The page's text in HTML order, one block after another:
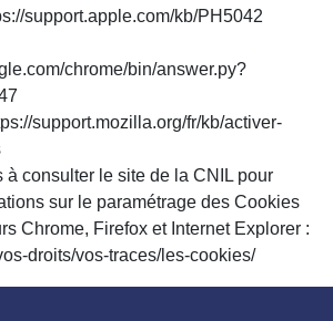
support.apple.com/kb/PH5042
chrome/bin/answer.py?
support.mozilla.org/fr/kb/activer-
à consulter le site de la CNIL pour
sur le paramétrage des Cookies
Chrome, Firefox et Internet Explorer :
droits/vos-traces/les-cookies/